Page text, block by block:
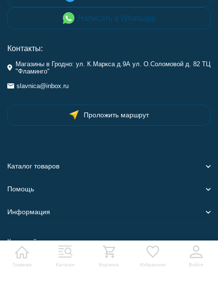
Главная Каталог Корзина Избранное Войти
Написать в Whatsapp
Контакты:
Магазины в Гродно: ул. К.Маркса д.9А ул. О.Соломовой д. 82 ТЦ
"Фламинго"
slavnica@inbox.ru
Проложить маршрут
Каталог товаров
Помощь
Информация
Карта сайта